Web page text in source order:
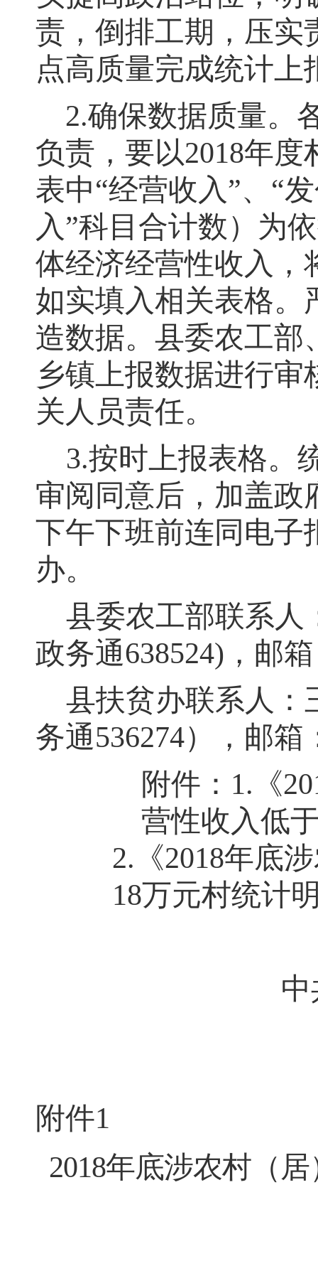
责 ， 倒排工期，压实
点高质量完成统计上
2.确保数据质量。
负责 ， 要以2018年
表中“经营收入”、“
入”科目合计数）为
体经济经营性收入，
如实填入相关表格。
造数据。县委农工部
乡镇上报数据进行
关人员责任。
3.按时上报表格。
审阅同意后 ， 加盖政
下午下班前连同电子
办。
县委农工部联系人
政务通638524)，邮
县扶贫办联系人：
务通536274），邮箱
附件：1.《
营性收入低
2. 《2018年底
18万元村统计
中共灌南
附件1
2018年底涉农村（